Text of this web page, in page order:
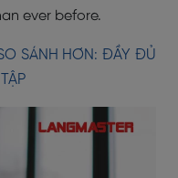
ever before.
SÁNH HƠN: ĐẦY ĐỦ